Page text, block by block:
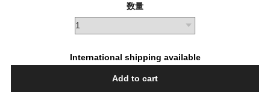
数量
International shipping available
Add to cart